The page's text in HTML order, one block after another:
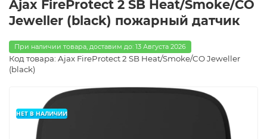
Ajax FireProtect 2 SB Heat/Smoke/CO
Jeweller (black) пожарный датчик
При наличии товара, доставим до: 13 Августа 2026
Код товара: Ajax FireProtect 2 SB Heat/Smoke/CO Jeweller
(black)
НЕТ В НАЛИЧИИ